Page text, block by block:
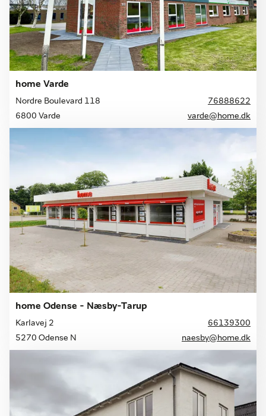
home Varde
Nordre Boulevard 118
76888622
6800 Varde
varde@home.dk
home Odense - Næsby-Tarup
Karlavej 2
66139300
5270 Odense N
naesby@home.dk